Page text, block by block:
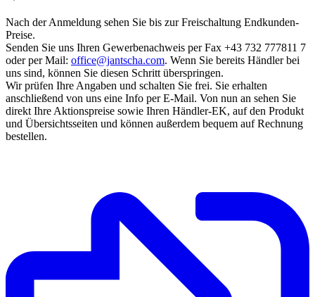
Nach der Anmeldung sehen Sie bis zur Freischaltung Endkunden-
Preise.
Senden Sie uns Ihren Gewerbenachweis per Fax +43 732 777811 7
oder per Mail: office@jantscha.com. Wenn Sie bereits Händler bei
uns sind, können Sie diesen Schritt überspringen.
Wir prüfen Ihre Angaben und schalten Sie frei. Sie erhalten
anschließend von uns eine Info per E-Mail. Von nun an sehen Sie
direkt Ihre Aktionspreise sowie Ihren Händler-EK, auf den Produkt
und Übersichtsseiten und können außerdem bequem auf Rechnung
bestellen.